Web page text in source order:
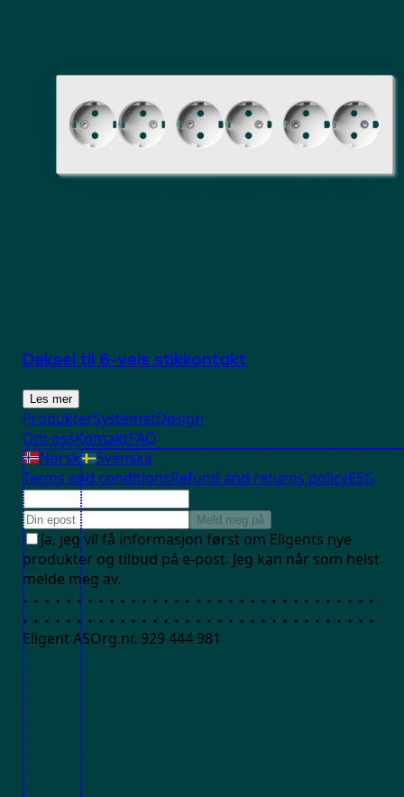
Deksel til 6-veis stikkontakt
Les mer
ProdukterSystemetDesign
Om ossKontaktFAQ
Norsk
Svenska
Terms and conditionsRefund and returns policyESG
Meld meg på
Ja, jeg vil få informasjon først om Eligents nye
produkter og tilbud på e-post. Jeg kan når som helst
melde meg av.
Eligent ASOrg.nr. 929 444 981